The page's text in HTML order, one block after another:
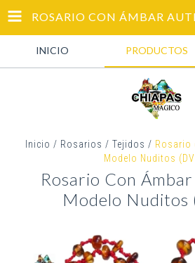
INICIO PRODUCTOS
Inicio / Rosarios / Tejidos / Rosario
Modelo Nuditos
Rosario Con
Modelo Nuditos